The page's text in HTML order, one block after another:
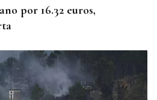
por 16.32 euros,